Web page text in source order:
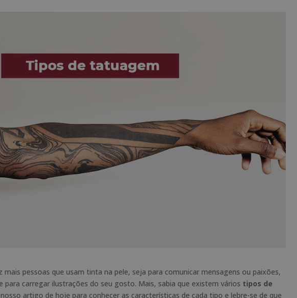
mais pessoas que usam tinta na pele, seja para comunicar mensagens ou paixões,
para carregar ilustrações do seu gosto. Mais, sabia que existem vários tipos de
artigo de hoje para conhecer as características de cada tipo e lebre-se de que